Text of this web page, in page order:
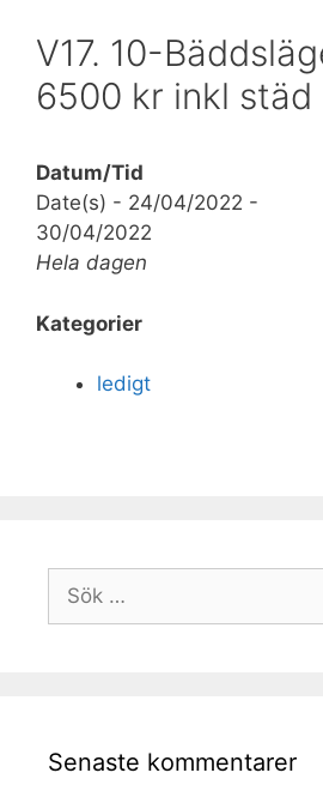
V17. 10-
6500 kr inkl städ
Datum/Tid
Date(s) - 24/04/2022 -
30/04/2022
Hela dagen
Kategorier
ledigt
Senaste kommentarer